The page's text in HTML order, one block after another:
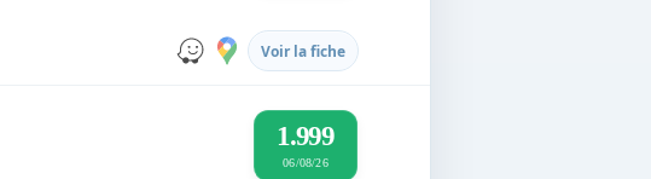
Voir la fiche
1.999
06/08/26